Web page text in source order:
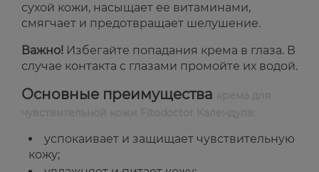
сухой кожи, насыщает ее витаминами,
смягчает и предотвращает шелушение.
Важно! Избегайте попадания крема в глаза. В
случае контакта с глазами промойте их водой.
Основные преимущества
успокаивает и защищает чувствительную
кожу;